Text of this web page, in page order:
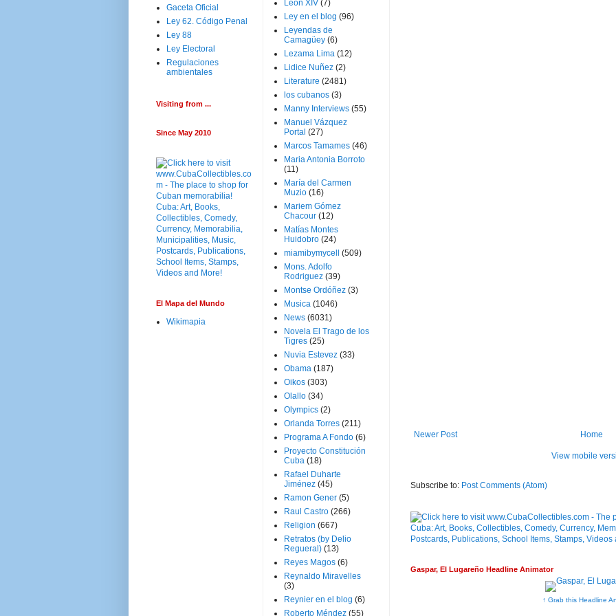
Newer Post Home
View mobile
Subscribe to: Post Comments (Atom)
Gaspar, El Lugareño Headline Animator
↑ Grab this Headline
Gaceta Oficial
Ley 62. Código Penal
Ley 88
Ley Electoral
Regulaciones
ambientales
Visiting from ...
Since May 2010
El Mapa del Mundo
Wikimapia
Leon XIV (7)
Ley en el blog (96)
Leyendas de
Camagüey (6)
Lezama Lima (12)
Lidice Nuñez (2)
Literature (2481)
los cubanos (3)
Manny Interviews (55)
Manuel Vázquez
Portal (27)
Marcos Tamames (46)
Maria Antonia Borroto
(11)
María del Carmen
Muzio (16)
Mariem Gómez
Chacour (12)
Matías Montes
Huidobro (24)
miamibymycell
(509)
Mons. Adolfo
Rodriguez (39)
Montse Ordóñez (3)
Musica (1046)
News (6031)
Novela El Trago de los
Tigres (25)
Nuvia Estevez (33)
Obama (187)
Oikos (303)
Olallo (34)
Olympics (2)
Orlanda Torres (211)
Programa A Fondo (6)
Proyecto Constitución
Cuba (18)
Rafael Duharte
Jiménez (45)
Ramon Gener (5)
Raul Castro (266)
Religion (667)
Retratos (by Delio
Regueral) (13)
Reyes Magos (6)
Reynaldo Miravelles
(3)
Reynier en el blog (6)
Roberto Méndez (55)